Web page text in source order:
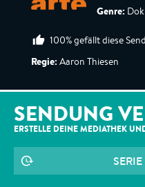
Genre:
100% gefällt diese
Regie: Aaron Thiesen
SENDUNG
ERSTELLE DEINE MEDIATHEK